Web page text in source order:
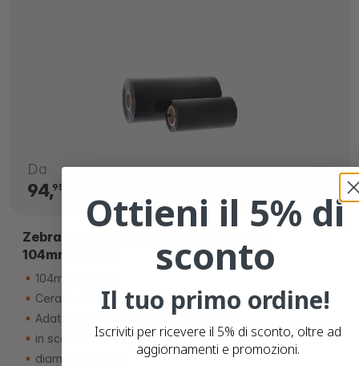
Da
94,95
Zebra 3200 Nastro Compatibili Nero –
104mm x 300m
104mm x 300m
Cera/Resina
Adatto per etichette in carta/PP/PET
in scatole da 15 rotoli
diametro 25mm
Ottieni il 5% di
sconto
Il tuo primo ordine!
Iscriviti per ricevere il 5% di sconto, oltre ad
aggiornamenti e promozioni.